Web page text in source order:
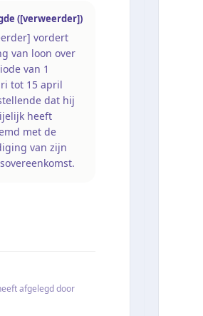
([verweerder])
vordert
van loon over
van 1
tot 15 april
dat hij
heeft
met de
van zijn
afgelegd door